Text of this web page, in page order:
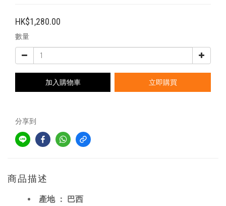
HK$1,280.00
數量
加入購物車 立即購買
分享到
商品描述
產地 ： 巴西